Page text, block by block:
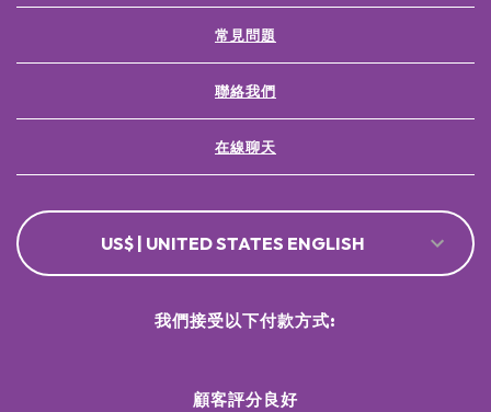
常見問題
聯絡我們
在線聊天
US$ | UNITED STATES ENGLISH
顧客評分良好
我們接受以下付款方式: